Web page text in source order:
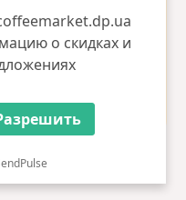
о скидках и